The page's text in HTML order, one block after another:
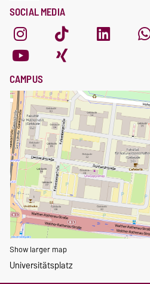
SOCIAL MEDIA
CAMPUS
Show larger map
Universitätsplatz